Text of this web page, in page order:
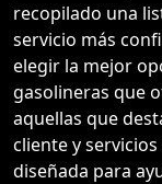
recopilado una
servicio más
elegir la mejor
gasolineras que
aquellas que
cliente y
diseñada para